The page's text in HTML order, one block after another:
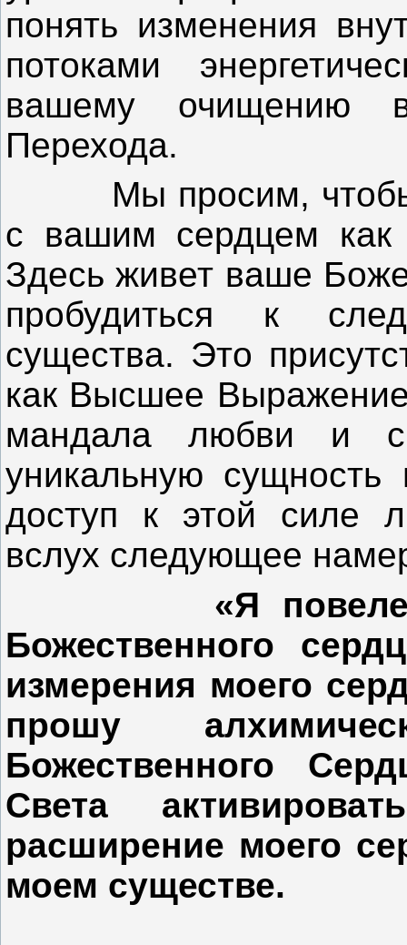
понять изменения
потоками
вашему очищению
Перехода.
Мы просим, чтобы
с вашим сердцем как
Здесь живет ваше
пробудиться к
существа. Это
как Высшее
мандала любви и
уникальную
доступ к этой силе
вслух следующее
«Я
Божественного
измерения моего
прошу
Божественного
Света
расширение моего
моем существе.